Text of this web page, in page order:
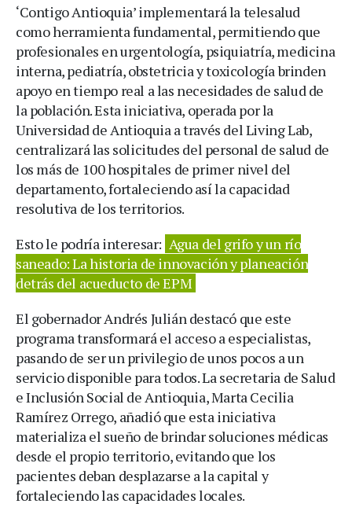
‘Contigo Antioquia’ implementará la telesalud
como herramienta fundamental, permitiendo que
profesionales en urgentología, psiquiatría, medicina
interna, pediatría, obstetricia y toxicología brinden
apoyo en tiempo real a las necesidades de salud de
la población. Esta iniciativa, operada por la
Universidad de Antioquia a través del Living Lab,
centralizará las solicitudes del personal de salud de
los más de 100 hospitales de primer nivel del
departamento, fortaleciendo así la capacidad
resolutiva de los territorios.
Esto le podría interesar: Agua del grifo y un río
saneado: La historia de innovación y planeación
detrás del acueducto de EPM
El gobernador Andrés Julián destacó que este
programa transformará el acceso a especialistas,
pasando de ser un privilegio de unos pocos a un
servicio disponible para todos. La secretaria de Salud
e Inclusión Social de Antioquia, Marta Cecilia
Ramírez Orrego, añadió que esta iniciativa
materializa el sueño de brindar soluciones médicas
desde el propio territorio, evitando que los
pacientes deban desplazarse a la capital y
fortaleciendo las capacidades locales.